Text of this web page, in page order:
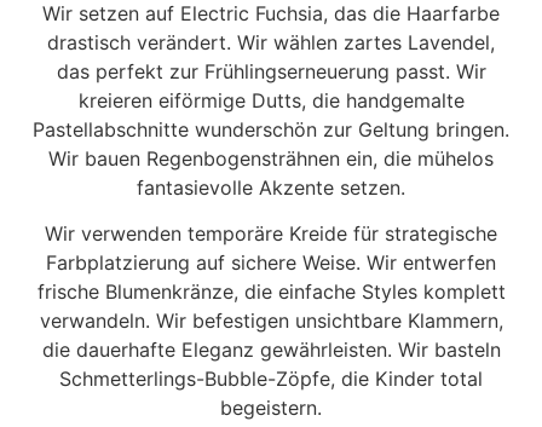
Wir setzen auf Electric Fuchsia, das die Haarfarbe
drastisch verändert. Wir wählen zartes Lavendel,
das perfekt zur Frühlingserneuerung passt. Wir
kreieren eiförmige Dutts, die handgemalte
Pastellabschnitte wunderschön zur Geltung bringen.
Wir bauen Regenbogensträhnen ein, die mühelos
fantasievolle Akzente setzen.
Wir verwenden temporäre Kreide für strategische
Farbplatzierung auf sichere Weise. Wir entwerfen
frische Blumenkränze, die einfache Styles komplett
verwandeln. Wir befestigen unsichtbare Klammern,
die dauerhafte Eleganz gewährleisten. Wir basteln
Schmetterlings-Bubble-Zöpfe, die Kinder total
begeistern.